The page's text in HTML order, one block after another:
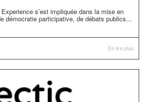
s’est impliquée dans la mise en
démocratie participative, de débats publics...
En lire plus